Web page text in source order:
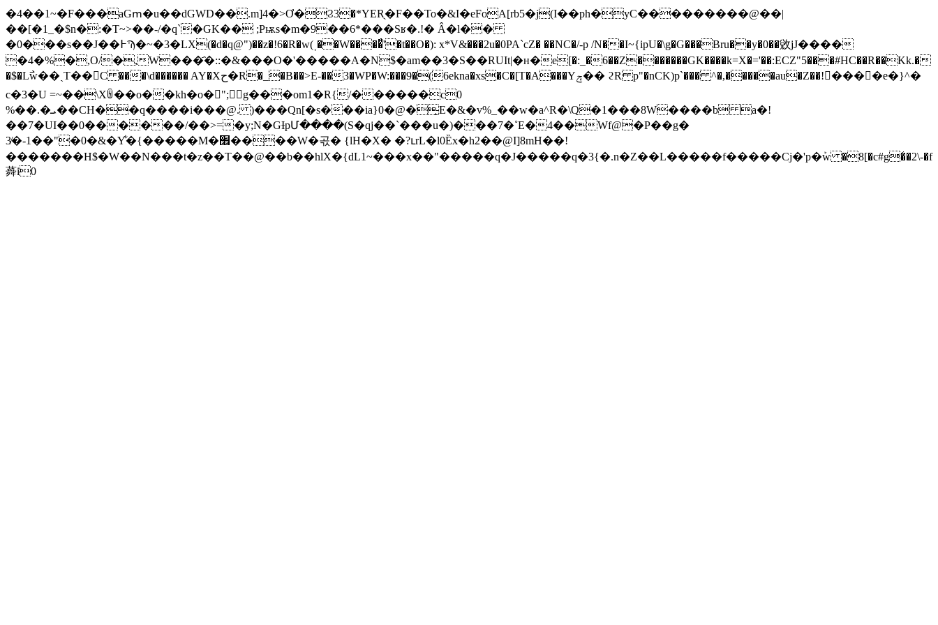
�4��1~�F���aGՠ�u��dGWD��.m]4�>Ơ�Ϩ3�*YER̖�F��To�&I�eFoA[rb5�j(I��ph�yC���������@��|
��[�1_�$n�:�T~>��-/�q`�GK�� ;Pѭs�m�9��6*���Sʁ�.!� Â�l��
�0���s��J��߅Ϡ�~�3�LX(�d�q@")��z�!6�R�w(ˌ��W����̈́'�t��O�): x*V&���2u�0PA`cZ� ��NC�/-p /N��I~{ipU�\g�G���Bru��y�0��敓jJ����
�4�%�,O/�,W���҄�::�&���O�'�����A�N$�am��3�S��RUIt|�н�e[�:_�6��Z�������GK����k=X�='��:ECZ"5���#HC��R��Kk.�
�$�L߯w��ˎT��C ���\d������ AY�Xح�R�_�B��>E-��3�WP�W:���9�(6ekna�xs�C�[T�A���Yݼ�� ϩR p"�nCK)p`��� ^�,�����au�Z��!󄚢��� �e�}^�
c�3�U =~��\Xꉄ��o��kh�ο�󯤿";g���om1�R{/������c0
%��.�ܝ��CH��q����i���@. )���Qn[�s���ia}0�@�̝E�&�v%_��w�a^R�\Q�1���8W����b a�!
��7�UI��0������/��>=�y;N�GƗpՄ����(S�qj�؜�`���u�)���7�˚E�4��Wf@�P��g�
3̸�-1��"�0�&�Y͋�{�����M�׮����W�곣� {lH�X� �?ւrL�l0Ȅx�h2��@I]8mH��!
�������H$�W��N���t�z��T��@��b��hlX�{dL1~���x��"�����q�J�����q�3{�.n�Z��L�����f�����Cj�'p�ܰw �8[�c#g�̒�2\-�f
蕣i0